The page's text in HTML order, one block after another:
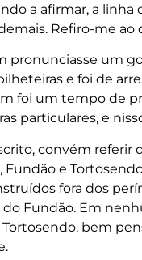
a afirmar, a linha
Refiro-me ao
pronunciasse um
e foi de
foi um tempo de
particulares, e
convém referir
Fundão e
fora dos
Fundão. Em
Tortosendo, bem